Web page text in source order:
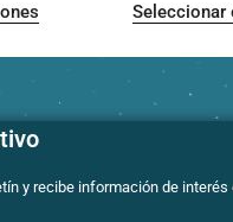
Seleccionar
y recibe información de interés